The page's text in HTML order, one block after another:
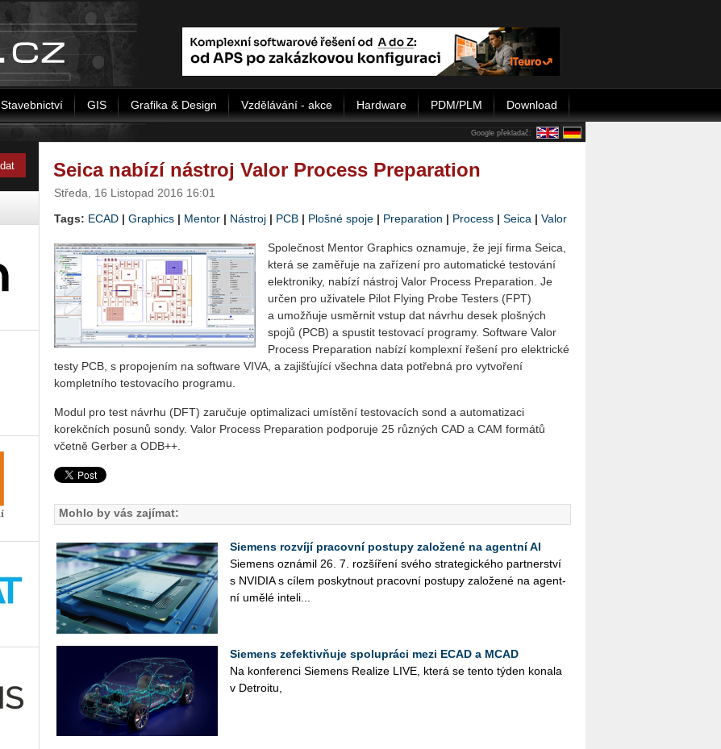
Stavebnictví GIS Grafika & Design Vzdělávání - akce Hardware PDM/PLM Download
Google překladač:
Seica nabízí nástroj Valor Process Preparation
Středa, 16 Listopad 2016 16:01
Tags: ECAD | Graphics | Mentor | Nástroj | PCB | Plošné spoje | Preparation | Process | Seica | Valor
Společnost Mentor Graphics oznamuje, že její firma Seica,
která se zaměřuje na zařízení pro automatické testování
elektroniky, nabízí nástroj Valor Process Preparation. Je
určen pro uživatele Pilot Flying Probe Testers (FPT)
a umožňuje usměrnit vstup dat návrhu desek plošných
spojů (PCB) a spustit testovací programy. Software Valor
Process Preparation nabízí komplexní řešení pro elektrické
testy PCB, s propojením na software VIVA, a zajišťující všechna data potřebná pro vytvoření
kompletního testovacího programu.
Modul pro test návrhu (DFT) zaručuje optimalizaci umístění testovacích sond a automatizaci
korekčních posunů sondy. Valor Process Preparation podporuje 25 různých CAD a CAM formátů
včetně Gerber a ODB++.
Mohlo by vás zajímat:
Siemens rozvíjí pracovní postupy založené na agentní AI
Sie­mens ozná­mil 26. 7. roz­ší­ře­ní svého stra­te­gic­ké­ho part­ner­ství
s NVI­DIA s cílem po­skyt­nout pra­cov­ní po­stu­py za­lo­že­né na agent­
ní umělé in­te­li­...
Siemens zefektivňuje spolupráci mezi ECAD a MCAD
Na kon­fe­ren­ci Sie­mens Re­a­li­ze LIVE, která se tento týden ko­na­la
v De­t­ro­i­tu,